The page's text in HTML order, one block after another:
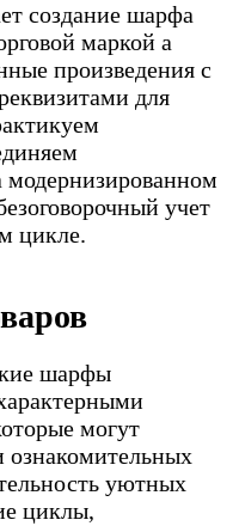
создание шарфа
маркой а
произведения с
для
учет
цикле.
шарфы
могут
ознакомительных
уютных
циклы,